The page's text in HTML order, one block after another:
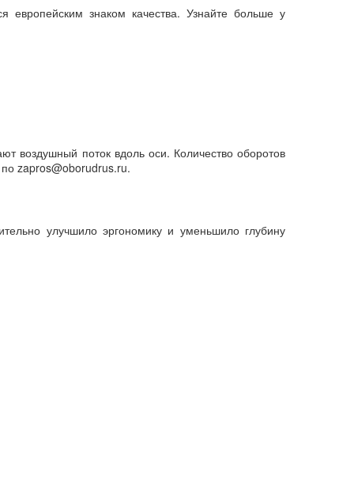
европейским знаком качества. Узнайте больше у
воздушный поток вдоль оси. Количество оборотов
zapros@oborudrus.ru.
улучшило эргономику и уменьшило глубину